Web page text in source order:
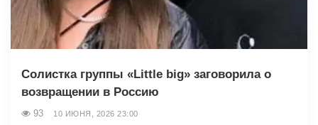
Солистка группы «Little big» заговорила о
возвращении в Россию
93 10 ИЮНЯ, 2026 23:00